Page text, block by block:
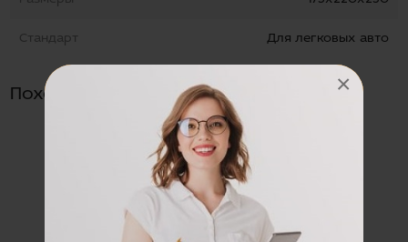
×
Стандарт Для легковых авто
Похожие товары